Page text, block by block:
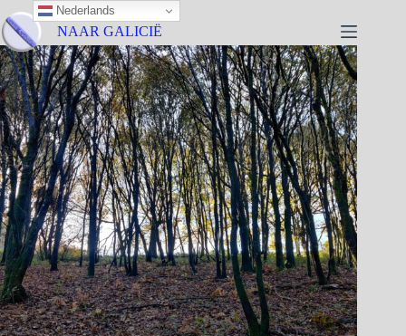
NAAR GALICIË
Nederlands